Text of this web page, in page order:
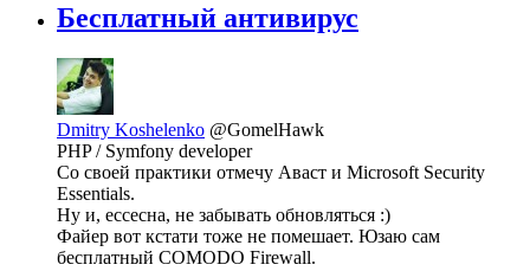
Бесплатный антивирус
Dmitry Koshelenko @GomelHawk
PHP / Symfony developer
Со своей практики отмечу Аваст и Microsoft Security
Essentials.
Ну и, ессесна, не забывать обновляться :)
Файер вот кстати тоже не помешает. Юзаю сам
бесплатный COMODO Firewall.